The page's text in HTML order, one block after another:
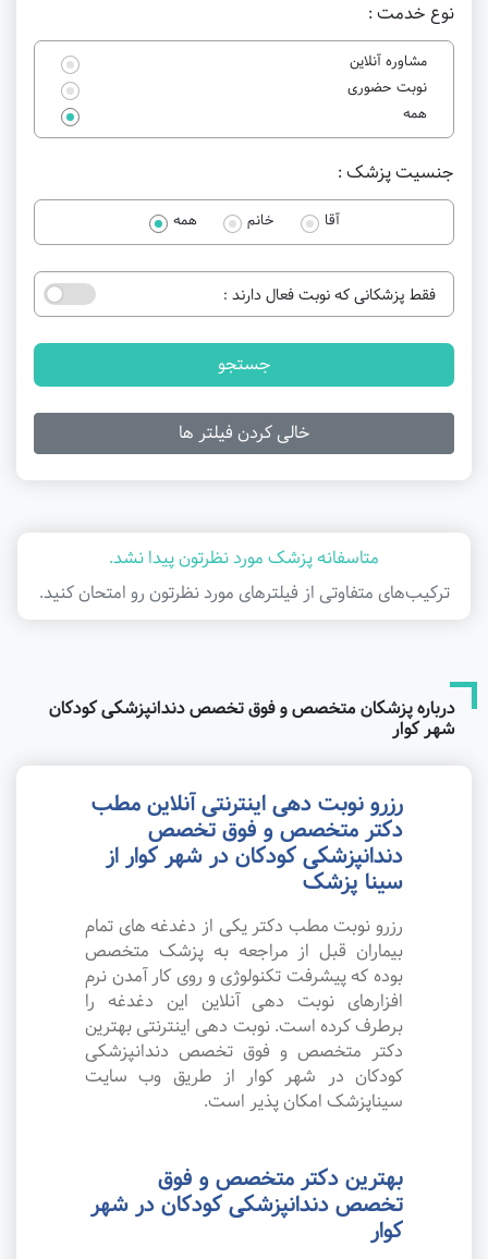
نوع خدمت :
مشاوره آنلاین
نوبت حضوری
همه
جنسیت پزشک :
آقا خانم همه
فقط پزشکانی که نوبت فعال دارند :
جستجو
خالی کردن فیلتر ها
متاسفانه پزشک مورد نظرتون پیدا نشد.
ترکیب‌های متفاوتی از فیلتر‌های مورد نظرتون رو امتحان کنید.
درباره پزشکان متخصص و فوق تخصص دندانپزشکی کودکان
شهر کوار
رزرو نوبت دهی اینترنتی آنلاین مطب
دکتر متخصص و فوق تخصص
دندانپزشکی کودکان در شهر کوار از
سینا پزشک
رزرو نوبت مطب دکتر یکی از دغدغه های تمام
بیماران قبل از مراجعه به پزشک متخصص
بوده که پیشرفت تکنولوژی و روی کار آمدن نرم
افزارهای نوبت دهی آنلاین این دغدغه را
برطرف کرده است. نوبت دهی اینترنتی بهترین
دکتر متخصص و فوق تخصص دندانپزشکی
کودکان در شهر کوار از طریق وب سایت
سیناپزشک امکان پذیر است.
بهترین دکتر متخصص و فوق
تخصص دندانپزشکی کودکان در شهر
کوار